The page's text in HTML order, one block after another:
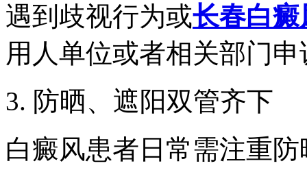
遇到歧视行为或长春白癜
用人单位或者相关部门
3. 防晒、遮阳双管齐下
白癜风患者日常需注重